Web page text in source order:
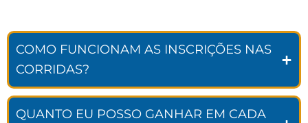
COMO FUNCIONAM AS INSCRIÇÕES NAS
CORRIDAS?
QUANTO EU POSSO GANHAR EM CADA